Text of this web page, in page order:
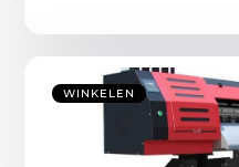
WINKELEN